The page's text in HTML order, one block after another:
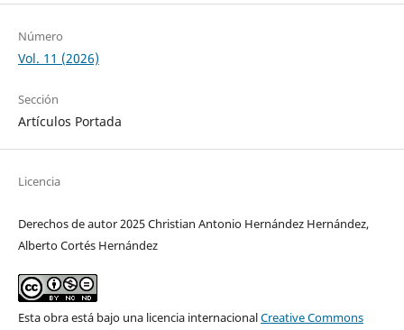
Número
Vol. 11 (2026)
Sección
Artículos Portada
Licencia
Derechos de autor 2025 Christian Antonio Hernández Hernández,
Alberto Cortés Hernández
Esta obra está bajo una licencia internacionalCreative Commons